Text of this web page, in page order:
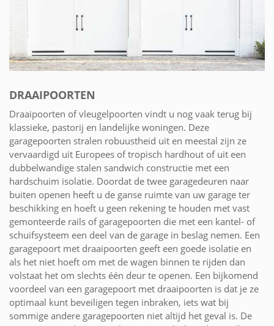
DRAAIPOORTEN
Draaipoorten of vleugelpoorten vindt u nog vaak terug bij
klassieke, pastorij en landelijke woningen. Deze
garagepoorten stralen robuustheid uit en meestal zijn ze
vervaardigd uit Europees of tropisch hardhout of uit een
dubbelwandige stalen sandwich constructie met een
hardschuim isolatie. Doordat de twee garagedeuren naar
buiten openen heeft u de ganse ruimte van uw garage ter
beschikking en hoeft u geen rekening te houden met vast
gemonteerde rails of garagepoorten die met een kantel- of
schuifsysteem een deel van de garage in beslag nemen. Een
garagepoort met draaipoorten geeft een goede isolatie en
als het niet hoeft om met de wagen binnen te rijden dan
volstaat het om slechts één deur te openen. Een bijkomend
voordeel van een garagepoort met draaipoorten is dat je ze
optimaal kunt beveiligen tegen inbraken, iets wat bij
sommige andere garagepoorten niet altijd het geval is. De